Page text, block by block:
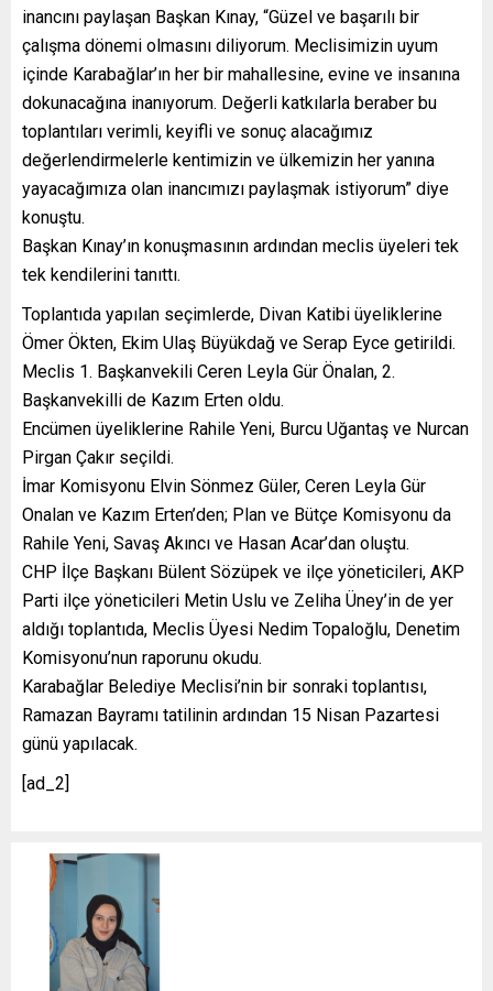
inancını paylaşan Başkan Kınay, “Güzel ve başarılı bir
çalışma dönemi olmasını diliyorum. Meclisimizin uyum
içinde Karabağlar’ın her bir mahallesine, evine ve insanına
dokunacağına inanıyorum. Değerli katkılarla beraber bu
toplantıları verimli, keyifli ve sonuç alacağımız
değerlendirmelerle kentimizin ve ülkemizin her yanına
yayacağımıza olan inancımızı paylaşmak istiyorum” diye
konuştu.
Başkan Kınay’ın konuşmasının ardından meclis üyeleri tek
tek kendilerini tanıttı.
Toplantıda yapılan seçimlerde, Divan Katibi üyeliklerine
Ömer Ökten, Ekim Ulaş Büyükdağ ve Serap Eyce getirildi.
Meclis 1. Başkanvekili Ceren Leyla Gür Önalan, 2.
Başkanvekilli de Kazım Erten oldu.
Encümen üyeliklerine Rahile Yeni, Burcu Uğantaş ve Nurcan
Pirgan Çakır seçildi.
İmar Komisyonu Elvin Sönmez Güler, Ceren Leyla Gür
Onalan ve Kazım Erten’den; Plan ve Bütçe Komisyonu da
Rahile Yeni, Savaş Akıncı ve Hasan Acar’dan oluştu.
CHP İlçe Başkanı Bülent Sözüpek ve ilçe yöneticileri, AKP
Parti ilçe yöneticileri Metin Uslu ve Zeliha Üney’in de yer
aldığı toplantıda, Meclis Üyesi Nedim Topaloğlu, Denetim
Komisyonu’nun raporunu okudu.
Karabağlar Belediye Meclisi’nin bir sonraki toplantısı,
Ramazan Bayramı tatilinin ardından 15 Nisan Pazartesi
günü yapılacak.
[ad_2]